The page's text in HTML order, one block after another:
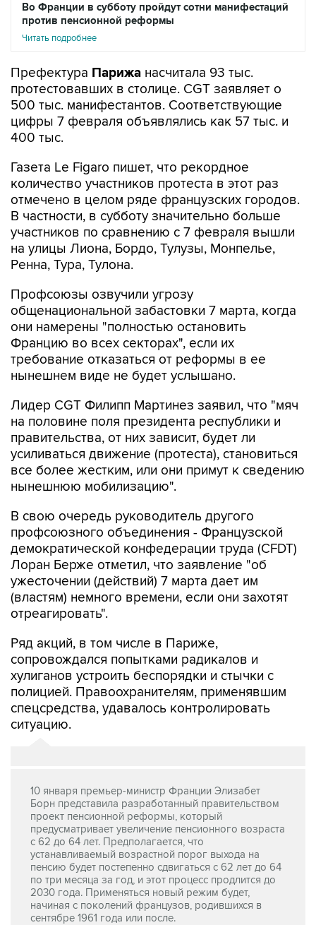
Во Франции в субботу пройдут сотни манифестаций
против пенсионной реформы
Читать подробнее
Префектура Парижа насчитала 93 тыс.
протестовавших в столице. CGT заявляет о
500 тыс. манифестантов. Соответствующие
цифры 7 февраля объявлялись как 57 тыс. и
400 тыс.
Газета Le Figaro пишет, что рекордное
количество участников протеста в этот раз
отмечено в целом ряде французских городов.
В частности, в субботу значительно больше
участников по сравнению с 7 февраля вышли
на улицы Лиона, Бордо, Тулузы, Монпелье,
Ренна, Тура, Тулона.
Профсоюзы озвучили угрозу
общенациональной забастовки 7 марта, когда
они намерены "полностью остановить
Францию во всех секторах", если их
требование отказаться от реформы в ее
нынешнем виде не будет услышано.
Лидер CGT Филипп Мартинез заявил, что "мяч
на половине поля президента республики и
правительства, от них зависит, будет ли
усиливаться движение (протеста), становиться
все более жестким, или они примут к сведению
нынешнюю мобилизацию".
В свою очередь руководитель другого
профсоюзного объединения - Французской
демократической конфедерации труда (CFDT)
Лоран Берже отметил, что заявление "об
ужесточении (действий) 7 марта дает им
(властям) немного времени, если они захотят
отреагировать".
Ряд акций, в том числе в Париже,
сопровождался попытками радикалов и
хулиганов устроить беспорядки и стычки с
полицией. Правоохранителям, применявшим
спецсредства, удавалось контролировать
ситуацию.
10 января премьер-министр Франции Элизабет
Борн представила разработанный правительством
проект пенсионной реформы, который
предусматривает увеличение пенсионного возраста
с 62 до 64 лет. Предполагается, что
устанавливаемый возрастной порог выхода на
пенсию будет постепенно сдвигаться с 62 лет до 64
по три месяца за год, и этот процесс продлится до
2030 года. Применяться новый режим будет,
начиная с поколений французов, родившихся в
сентябре 1961 года или после.